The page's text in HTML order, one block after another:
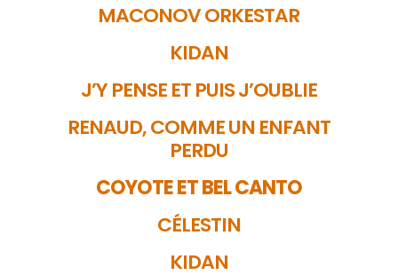
MACONOV ORKESTAR
KIDAN
J’Y PENSE ET PUIS J’OUBLIE
RENAUD, COMME UN ENFANT
PERDU
COYOTE ET BEL CANTO
CÉLESTIN
KIDAN